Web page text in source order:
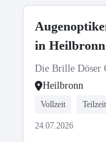
in
Die Brille Döser
Heilbronn
Vollzeit Teilzeit
24.07.2026